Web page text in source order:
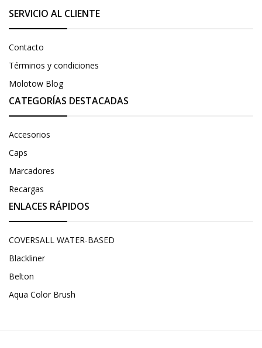
SERVICIO AL CLIENTE
Contacto
Términos y condiciones
Molotow Blog
CATEGORÍAS DESTACADAS
Accesorios
Caps
Marcadores
Recargas
ENLACES RÁPIDOS
COVERSALL WATER-BASED
Blackliner
Belton
Aqua Color Brush